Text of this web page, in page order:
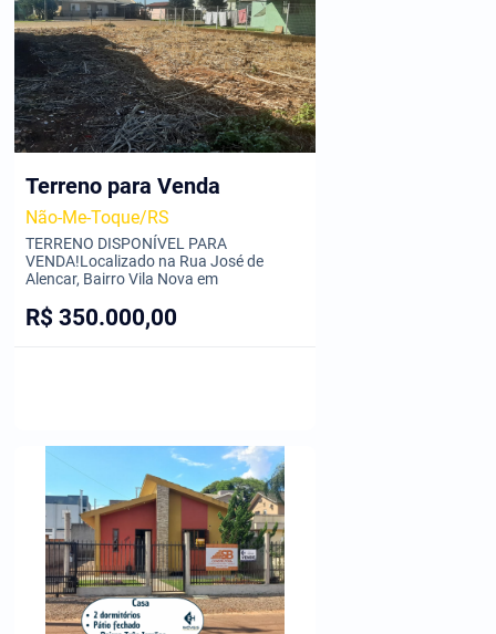
Terreno para Venda
Não-Me-Toque/RS
TERRENO DISPONÍVEL PARA
VENDA!Localizado na Rua José de
Alencar, Bairro Vila Nova em
R$ 350.000,00